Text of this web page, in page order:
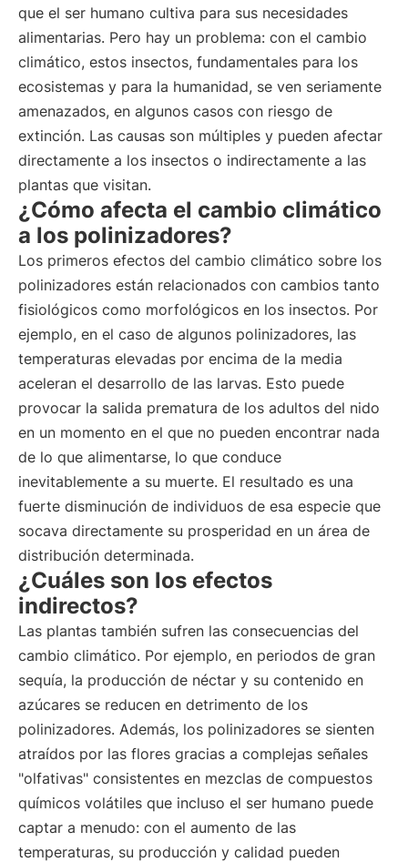
que el ser humano cultiva para sus necesidades
alimentarias. Pero hay un problema: con el cambio
climático, estos insectos, fundamentales para los
ecosistemas y para la humanidad, se ven seriamente
amenazados, en algunos casos con riesgo de
extinción. Las causas son múltiples y pueden afectar
directamente a los insectos o indirectamente a las
plantas que visitan.
¿Cómo afecta el cambio climático
a los polinizadores?
Los primeros efectos del cambio climático sobre los
polinizadores están relacionados con cambios tanto
fisiológicos como morfológicos en los insectos. Por
ejemplo, en el caso de algunos polinizadores, las
temperaturas elevadas por encima de la media
aceleran el desarrollo de las larvas. Esto puede
provocar la salida prematura de los adultos del nido
en un momento en el que no pueden encontrar nada
de lo que alimentarse, lo que conduce
inevitablemente a su muerte. El resultado es una
fuerte disminución de individuos de esa especie que
socava directamente su prosperidad en un área de
distribución determinada.
¿Cuáles son los efectos
indirectos?
Las plantas también sufren las consecuencias del
cambio climático. Por ejemplo, en periodos de gran
sequía, la producción de néctar y su contenido en
azúcares se reducen en detrimento de los
polinizadores. Además, los polinizadores se sienten
atraídos por las flores gracias a complejas señales
"olfativas" consistentes en mezclas de compuestos
químicos volátiles que incluso el ser humano puede
captar a menudo: con el aumento de las
temperaturas, su producción y calidad pueden